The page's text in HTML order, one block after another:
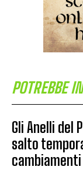
POTREBBE
Gli Anelli del
salto